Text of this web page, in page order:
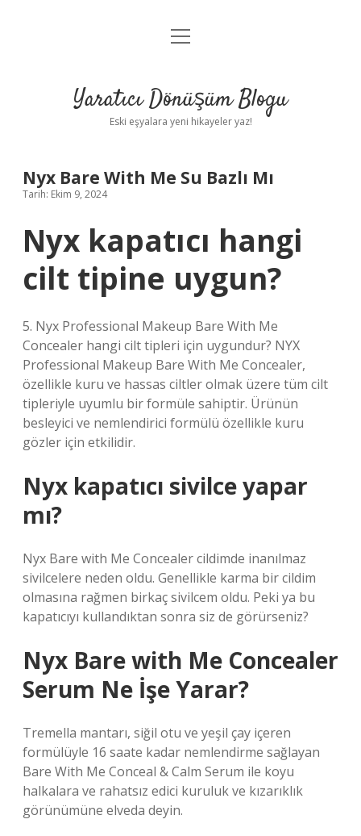
Anasayfa
Yasal Uyarı
menüyü
Yaratıcı Dönüşüm Blogu
Eski eşyalara yeni hikayeler yaz!
Nyx Bare With Me Su Bazlı Mı
Tarih: Ekim 9, 2024
Nyx kapatıcı hangi
cilt tipine uygun?
5. Nyx Professional Makeup Bare With Me
Concealer hangi cilt tipleri için uygundur? NYX
Professional Makeup Bare With Me Concealer,
özellikle kuru ve hassas ciltler olmak üzere tüm cilt
tipleriyle uyumlu bir formüle sahiptir. Ürünün
besleyici ve nemlendirici formülü özellikle kuru
gözler için etkilidir.
Nyx kapatıcı sivilce yapar
mı?
Nyx Bare with Me Concealer cildimde inanılmaz
sivilcelere neden oldu. Genellikle karma bir cildim
olmasına rağmen birkaç sivilcem oldu. Peki ya bu
kapatıcıyı kullandıktan sonra siz de görürseniz?
Nyx Bare with Me Concealer
Serum Ne İşe Yarar?
Tremella mantarı, siğil otu ve yeşil çay içeren
formülüyle 16 saate kadar nemlendirme sağlayan
Bare With Me Conceal & Calm Serum ile koyu
halkalara ve rahatsız edici kuruluk ve kızarıklık
görünümüne elveda deyin.